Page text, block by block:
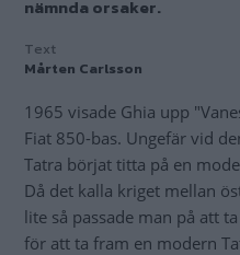
nämnda orsaker.
Text
Mårten Carlsson
1965 visade Ghia upp
Fiat 850-bas. Ungefär vid
Tatra börjat titta på en
Då det kalla kriget mellan
lite så passade man på att
för att ta fram en modern